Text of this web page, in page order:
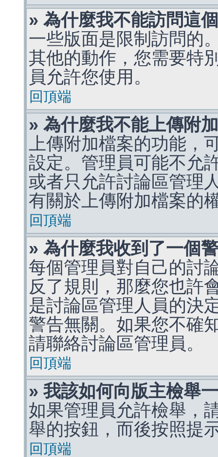
» 為什麼我不能訪問這
一些版面是限制訪問的
其他的動作，您需要特
員允許您使用。
回頂端
» 為什麼我不能上傳附
上傳附加檔案的功能，
設定。管理員可能不允
或者只允許討論區管理
有關於上傳附加檔案的
回頂端
» 為什麼我收到了一個
每個管理員對自己的討
反了規則，那麼您也許
是討論區管理人員的決
警告無關。如果您不確
請聯絡討論區管理員。
回頂端
» 我該如何向版主檢舉
如果管理員允許檢舉，
舉的按鈕，而後按照提
回頂端